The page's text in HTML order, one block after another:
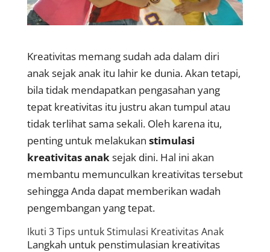
Kreativitas memang sudah ada dalam diri
anak sejak anak itu lahir ke dunia. Akan tetapi,
bila tidak mendapatkan pengasahan yang
tepat kreativitas itu justru akan tumpul atau
tidak terlihat sama sekali. Oleh karena itu,
penting untuk melakukan stimulasi
kreativitas anaksejak dini. Hal ini akan
membantu memunculkan kreativitas tersebut
sehingga Anda dapat memberikan wadah
pengembangan yang tepat.
Ikuti 3 Tips untuk Stimulasi Kreativitas Anak
Langkah untuk penstimulasian kreativitas